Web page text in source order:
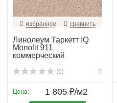
избранное сравнить
Линолеум Таркетт IQ
Monolit 911
коммерческий
(0)
Цена: 1 805 ₽/м2